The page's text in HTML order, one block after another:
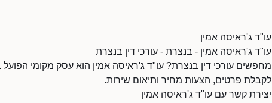
עו"ד ג'ראיסה אמין
עו"ד ג'ראיסה אמין - בנצרת - עורכי דין בנצרת
מחפשים עורכי דין בנצרת? עו"ד ג'ראיסה אמין הוא עסק מקומי הפועל
לקבלת פרטים, הצעות מחיר ותיאום שירות.
יצירת קשר עם עו"ד ג'ראיסה אמין